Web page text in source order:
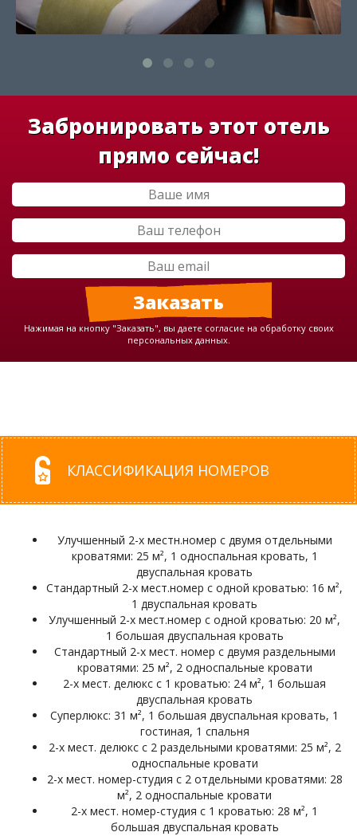
Забронировать этот отель
прямо сейчас!
Нажимая на кнопку "Заказать", вы даете согласие на обработку своих
персональных данных.
КЛАССИФИКАЦИЯ НОМЕРОВ
Улучшенный 2-х местн.номер с двумя отдельными
кроватями: 25 м², 1 односпальная кровать, 1
двуспальная кровать
Стандартный 2-х мест.номер с одной кроватью: 16 м²,
1 двуспальная кровать
Улучшенный 2-х мест.номер с одной кроватью: 20 м²,
1 большая двуспальная кровать
Стандартный 2-х мест. номер с двумя раздельными
кроватями: 25 м², 2 односпальные кровати
2-х мест. делюкс с 1 кроватью: 24 м², 1 большая
двуспальная кровать
Суперлюкс: 31 м², 1 большая двуспальная кровать, 1
гостиная, 1 спальня
2-х мест. делюкс с 2 раздельными кроватями: 25 м², 2
односпальные кровати
2-х мест. номер-студия с 2 отдельными кроватями: 28
м², 2 односпальные кровати
2-х мест. номер-студия с 1 кроватью: 28 м², 1
большая двуспальная кровать